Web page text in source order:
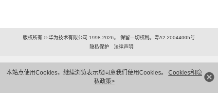
本站点使用Cookies，继续浏览表示您同意我们使用Cookies。 Cookies和隐
私政策>
版权所有 © 华为技术有限公司 1998-2026。 保留一切权利。粤A2-20044005号
隐私保护
法律声明